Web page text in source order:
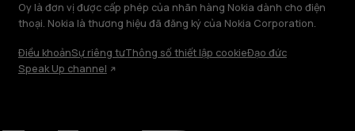
Oy là đơn vị được cấp phép của nhãn hàng Nokia dành cho điện
thoại. Nokia là thương hiệu đã đăng ký của Nokia Corporation.
Điều khoảnSự riêng tưThông số thiết lập cookieĐạo đức
Speak Up channel